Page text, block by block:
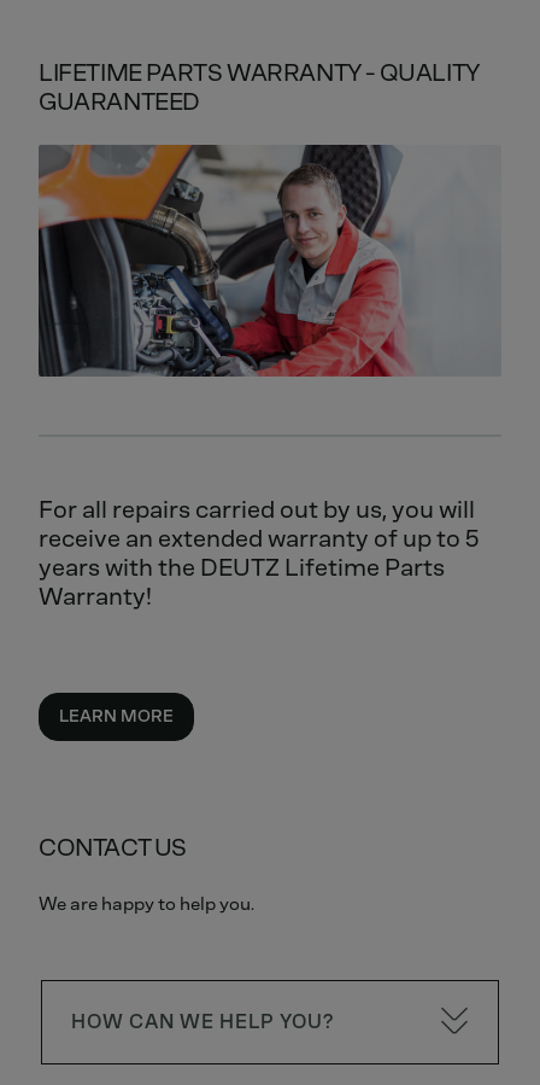
LIFETIME PARTS WARRANTY - QUALITY
GUARANTEED
For all repairs carried out by us, you will
receive an extended warranty of up to 5
years with the DEUTZ Lifetime Parts
Warranty!
LEARN MORE
CONTACT US
We are happy to help you.
HOW CAN WE HELP YOU?